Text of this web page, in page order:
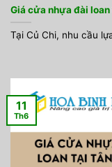
Giá cửa nhựa đài
Tại Củ Chi, nhu cầu
11
Th6